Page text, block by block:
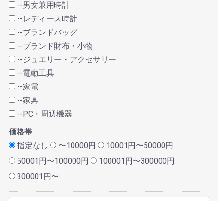
--男女兼用時計
--レディース時計
--ブランドバッグ
--ブランド財布・小物
--ジュエリー・アクセサリー
--電動工具
--家電
--家具
--PC・周辺機器
価格帯
指定なし
〜10000円
10001円〜50000円
50001円〜100000円
100001円〜300000円
300001円〜